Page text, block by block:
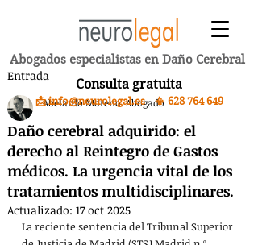
Abogados especialistas en Daño Cerebral
Consulta gratuita
📩 info@neurolegal.es 📳 628 764 649
Entrada
Daño cerebral adquirido: el
derecho al Reintegro de Gastos
médicos. La urgencia vital de los
tratamientos multidisciplinares.
Abelardo Moreno. Abogado
Actualizado: 17 oct 2025
La reciente sentencia del Tribunal Superior